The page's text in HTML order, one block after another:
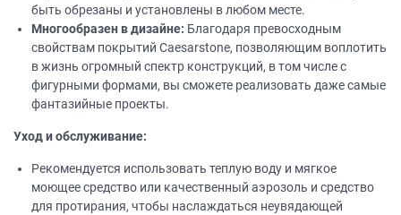
быть обрезаны и установлены в любом месте.
Многообразен вдизайне: Благодаря превосходным
свойствам покрытий Caesarstone, позволяющим воплотить
в жизнь огромный спектр конструкций, в том числе с
фигурными формами, вы сможете реализовать даже самые
фантазийные проекты.
Уход и обслуживание:
Рекомендуется использовать теплую воду и мягкое
моющее средство или качественный аэрозоль и средство
для протирания, чтобы наслаждаться неувядающей